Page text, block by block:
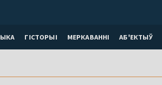
ГІСТОРЫІ МЕРКАВАННI АБ'ЕКТЫЎ